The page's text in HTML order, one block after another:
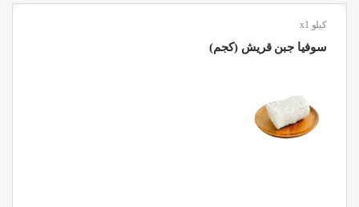
كيلو x1
سوفيا جبن قريش (كجم)